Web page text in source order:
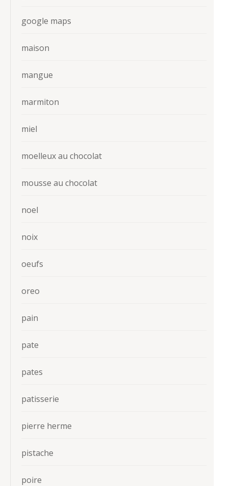
google maps
maison
mangue
marmiton
miel
moelleux au chocolat
mousse au chocolat
noel
noix
oeufs
oreo
pain
pate
pates
patisserie
pierre herme
pistache
poire